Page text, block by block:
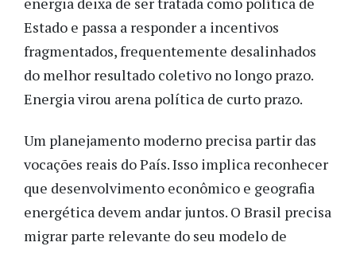
Estado e passa a responder a incentivos
fragmentados, frequentemente desalinhados
do melhor resultado coletivo no longo prazo.
Energia virou arena política de curto prazo.
Um planejamento moderno precisa partir das
vocações reais do País. Isso implica reconhecer
que desenvolvimento econômico e geografia
energética devem andar juntos. O Brasil precisa
migrar parte relevante do seu modelo de